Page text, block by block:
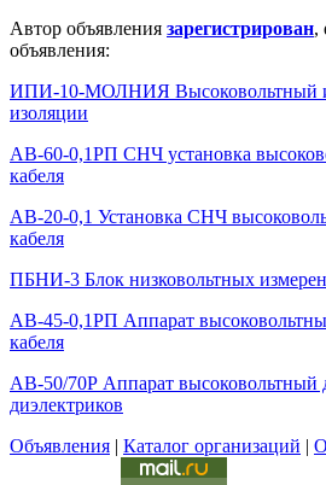
Автор объявления зарегистрирован,
объявления:
ИПИ-10-МОЛНИЯ Высоковольтный
изоляции
АВ-60-0,1РП СНЧ установка
кабеля
АВ-20-0,1 Установка СНЧ
кабеля
ПБНИ-3 Блок низковольтных
АВ-45-0,1РП Аппарат
кабеля
АВ-50/70Р Аппарат высоковольтный
диэлектриков
Объявления | Каталог организаций |